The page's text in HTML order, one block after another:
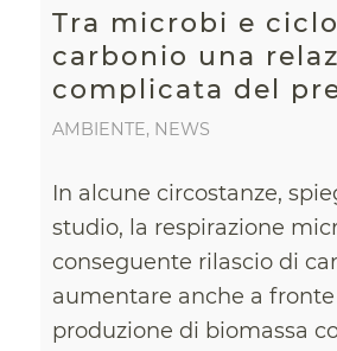
Tra microbi e
carbonio una
complicata del
AMBIENTE, NEWS
In alcune circostanze,
studio, la respirazione
conseguente rilascio di
aumentare anche a
produzione di biomassa